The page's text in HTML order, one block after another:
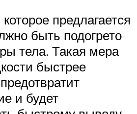
предлагается
быть подогрето
тела. Такая мера
быстрее
и будет